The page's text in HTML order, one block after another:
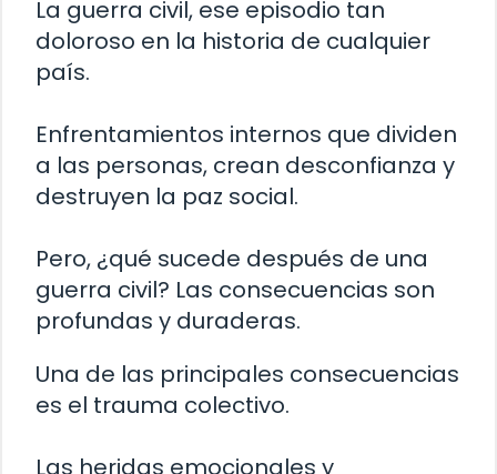
La guerra civil, ese episodio tan
doloroso en la historia de cualquier
país.
Enfrentamientos internos que dividen
a las personas, crean desconfianza y
destruyen la paz social.
Pero, ¿qué sucede después de una
guerra civil? Las consecuencias son
profundas y duraderas.
Una de las principales consecuencias
es el trauma colectivo.
Las heridas emocionales y